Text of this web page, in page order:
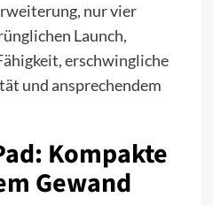
nur vier
Launch,
erschwingliche
und ansprechendem
Kompakte
Gewand